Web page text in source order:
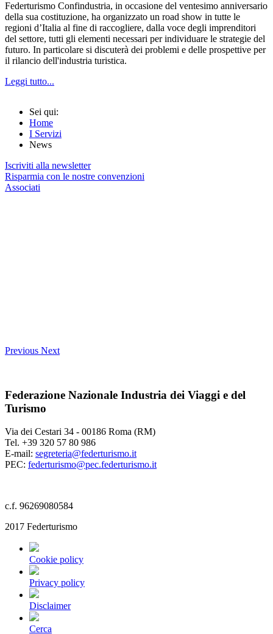
Federturismo Confindustria, in occasione del ventesimo anniversario
della sua costituzione, ha organizzato un road show in tutte le
regioni d’Italia al fine di raccogliere, dalla voce degli imprenditori
del settore, tutti gli elementi necessari per individuare le strategie del
futuro. In particolare si discuterà dei problemi e delle prospettive per
il rilancio dell'industria turistica.
Leggi tutto...
Sei qui:
Home
I Servizi
News
Iscriviti alla newsletter
Risparmia con le nostre convenzioni
Associati
Previous Next
Federazione Nazionale Industria dei Viaggi e del
Turismo
Via dei Cestari 34 - 00186 Roma (RM)
Tel. +39 320 57 80 986
E-mail: segreteria@federturismo.it
PEC: federturismo@pec.federturismo.it
c.f. 96269080584
2017 Federturismo
Cookie policy
Privacy policy
Disclaimer
Cerca